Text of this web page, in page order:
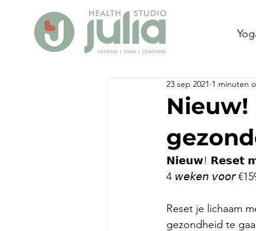
Nieuw!
23 sep 2021 1 minuten
𝗡𝗶𝗲𝘂𝘄! 𝗥𝗲𝘀𝗲𝘁
4 𝘸𝘦𝘬𝘦𝘯 𝘷𝘰𝘰𝘳
Reset je lichaam
gezondheid te